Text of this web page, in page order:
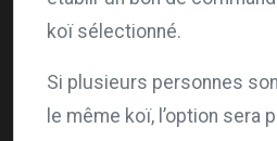
koï sélectionné.
Si plusieurs personnes
le même koï, l’option sera